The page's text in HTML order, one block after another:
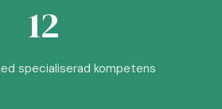
12
specialiserad kompetens